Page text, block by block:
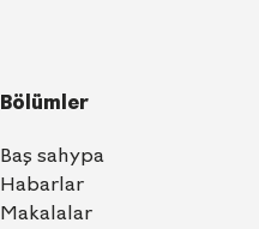
Bölümler
Baş sahypa
Habarlar
Makalalar